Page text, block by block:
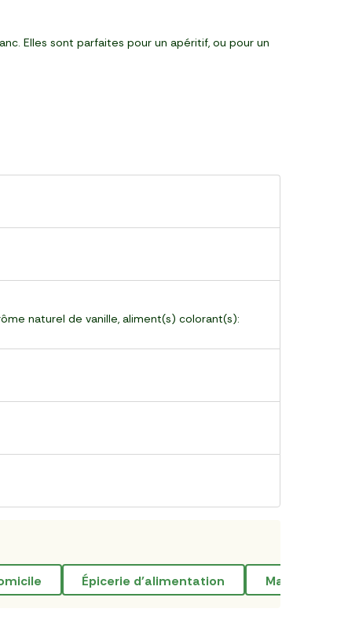
Elles sont parfaites pour un apéritif, ou pour un
naturel de vanille, aliment(s) colorant(s):
épicerie d'alimentation marché